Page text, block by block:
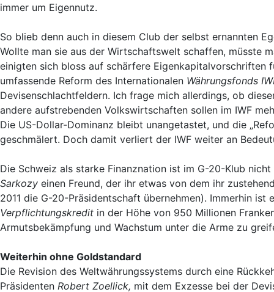
immer um Eigennutz.
So blieb denn auch in diesem Club der selbst ernannten
Wollte man sie aus der Wirtschaftswelt schaffen, müsste
einigten sich bloss auf schärfere Eigenkapitalvorschriften
umfassende Reform des Internationalen Währungsfonds
Devisenschlachtfeldern. Ich frage mich allerdings, ob
andere aufstrebenden Volkswirtschaften sollen im IWF
Die US-Dollar-Dominanz bleibt unangetastet, und die
geschmälert. Doch damit verliert der IWF weiter an
Die Schweiz als starke Finanznation ist im G-20-Klub
Sarkozy einen Freund, der ihr etwas von dem ihr
2011 die G-20-Präsidentschaft übernehmen). Immerhin
Verpflichtungskredit in der Höhe von 950 Millionen
Armutsbekämpfung und Wachstum unter die Arme zu
Weiterhin ohne Goldstandard
Die Revision des Weltwährungssystems durch eine
Präsidenten Robert Zoellick, mit dem Exzesse bei der